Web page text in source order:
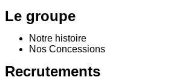
Le groupe
Notre histoire
Nos Concessions
Recrutements